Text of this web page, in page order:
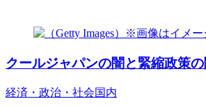
クールジャパンの闇と緊縮政策
経済・政治・社会国内